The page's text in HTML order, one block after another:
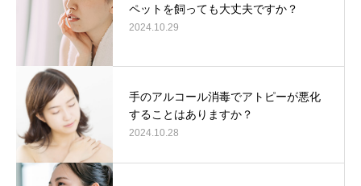
ペットを飼っても大丈夫ですか？
2024.10.29
手のアルコール消毒でアトピーが悪化
することはありますか？
2024.10.28